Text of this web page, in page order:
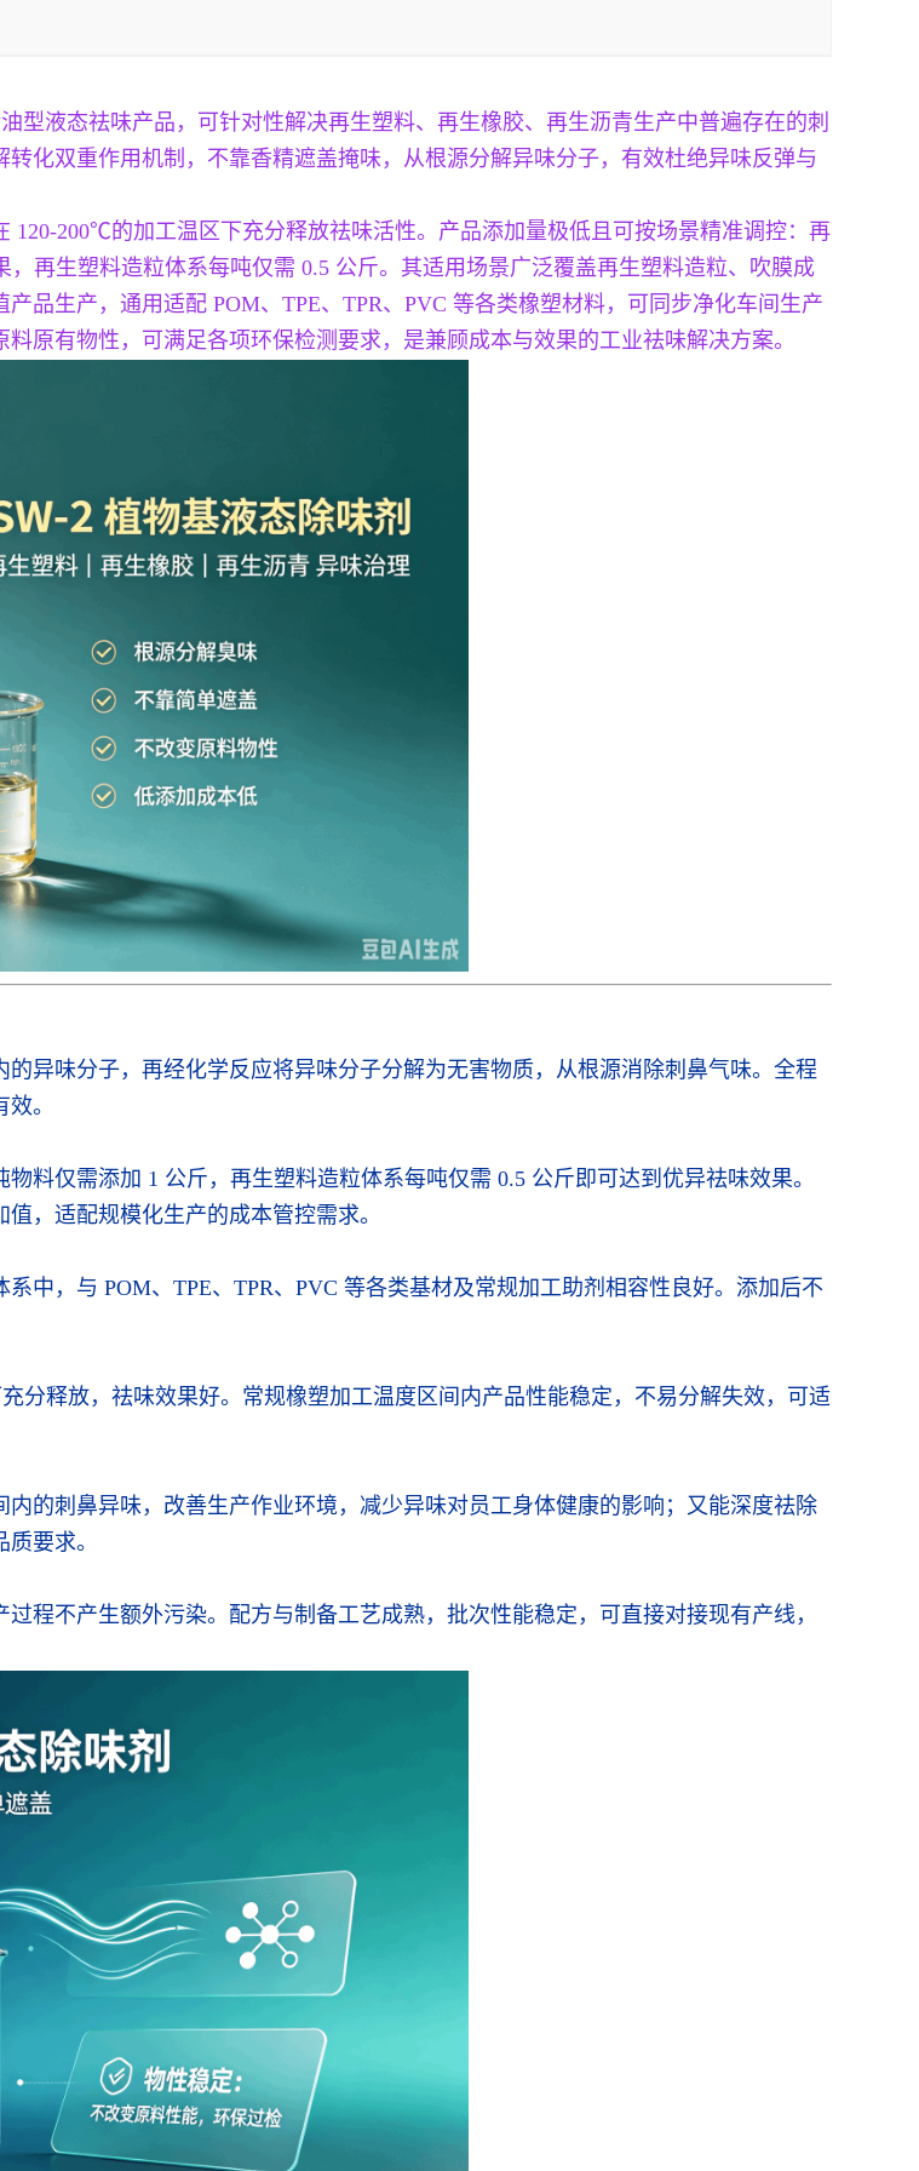
型液态祛味产品，可针对性解决再生塑料、再生橡胶、再生沥青生产中普遍存在的刺
化双重作用机制，不靠香精遮盖掩味，从根源分解异味分子，有效杜绝异味反弹与
200℃的加工温区下充分释放祛味活性。产品添加量极低且可按场景精准调控：再
再生塑料造粒体系每吨仅需 0.5 公斤。其适用场景广泛覆盖再生塑料造粒、吹膜成
品生产，通用适配 POM、TPE、TPR、PVC 等各类橡塑材料，可同步净化车间生产
原有物性，可满足各项环保检测要求，是兼顾成本与效果的工业祛味解决方案。
异味分子，再经化学反应将异味分子分解为无害物质，从根源消除刺鼻气味。全程
。
料仅需添加 1 公斤，再生塑料造粒体系每吨仅需 0.5 公斤即可达到优异祛味效果。
，适配规模化生产的成本管控需求。
中，与 POM、TPE、TPR、PVC 等各类基材及常规加工助剂相容性良好。添加后不
分释放，祛味效果好。常规橡塑加工温度区间内产品性能稳定，不易分解失效，可适
的刺鼻异味，改善生产作业环境，减少异味对员工身体健康的影响；又能深度祛除
要求。
程不产生额外污染。配方与制备工艺成熟，批次性能稳定，可直接对接现有产线，